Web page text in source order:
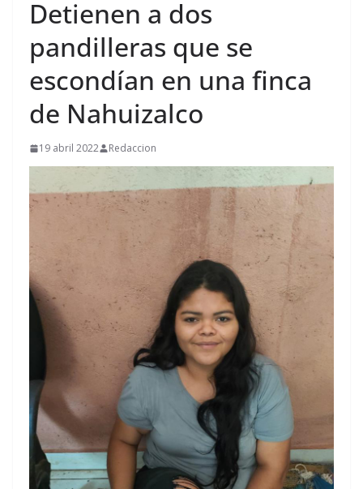
Detienen a dos
pandilleras que se
escondían en una finca
de Nahuizalco
19 abril 2022 Redaccion